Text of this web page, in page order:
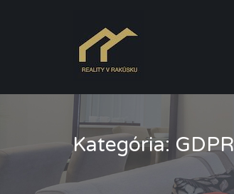
Kategória: GDPR